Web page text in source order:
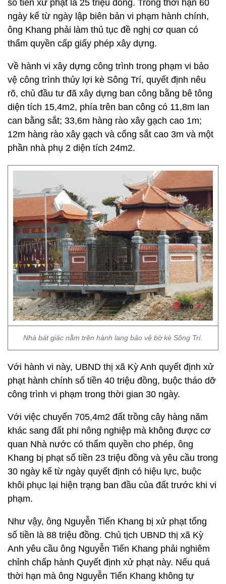
số tiền xử phạt là 25 triệu đồng. Trong thời hạn 60
ngày kể từ ngày lập biên bản vi phạm hành chính,
ông Khang phải làm thủ tục đề nghị cơ quan có
thẩm quyền cấp giấy phép xây dựng.
Về hành vi xây dựng công trình trong phạm vi bảo
vệ công trình thủy lợi kè Sông Trí, quyết định nêu
rõ, chủ đầu tư đã xây dựng ban công bằng bê tông
diện tích 15,4m2, phía trên ban công có 11,8m lan
can bằng sắt; 33,6m hàng rào xây gạch cao 1m;
12m hàng rào xây gạch và cổng sắt cao 3m và một
phần nhà phụ 2 diện tích 24m2.
Nhà bát giác nằm trên hành lang bảo vệ bờ kè Sông Trí.
Với hành vi này, UBND thị xã Kỳ Anh quyết định xử
phạt hành chính số tiền 40 triệu đồng, buộc tháo dỡ
công trình vi phạm trong thời gian 30 ngày.
Với việc chuyển 705,4m2 đất trồng cây hàng năm
khác sang đất phi nông nghiệp mà không được cơ
quan Nhà nước có thẩm quyền cho phép, ông
Khang bị phạt số tiền 23 triệu đồng và yêu cầu trong
30 ngày kể từ ngày quyết định có hiệu lực, buộc
khôi phục lại hiện trạng ban đầu của đất trước khi vi
phạm.
Như vậy, ông Nguyễn Tiến Khang bị xử phạt tổng
số tiền là 88 triệu đồng. Chủ tịch UBND thị xã Kỳ
Anh yêu cầu ông Nguyễn Tiến Khang phải nghiêm
chỉnh chấp hành Quyết định xử phạt này. Nếu quá
thời hạn mà ông Nguyễn Tiến Khang không tự